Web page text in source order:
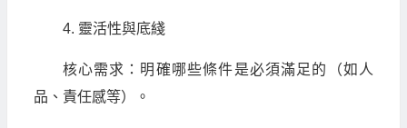
4. 靈活性與底綫
核心需求：明確哪些條件是必須滿足的（如人
品、責任感等）。